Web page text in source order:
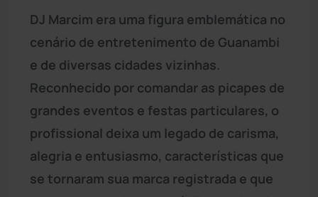
DJ Marcim era uma figura emblemática no
cenário de entretenimento de Guanambi
e de diversas cidades vizinhas.
Reconhecido por comandar as picapes de
grandes eventos e festas particulares, o
profissional deixa um legado de carisma,
alegria e entusiasmo, características que
se tornaram sua marca registrada e que